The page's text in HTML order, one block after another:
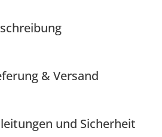
& Versand
und Sicherheit